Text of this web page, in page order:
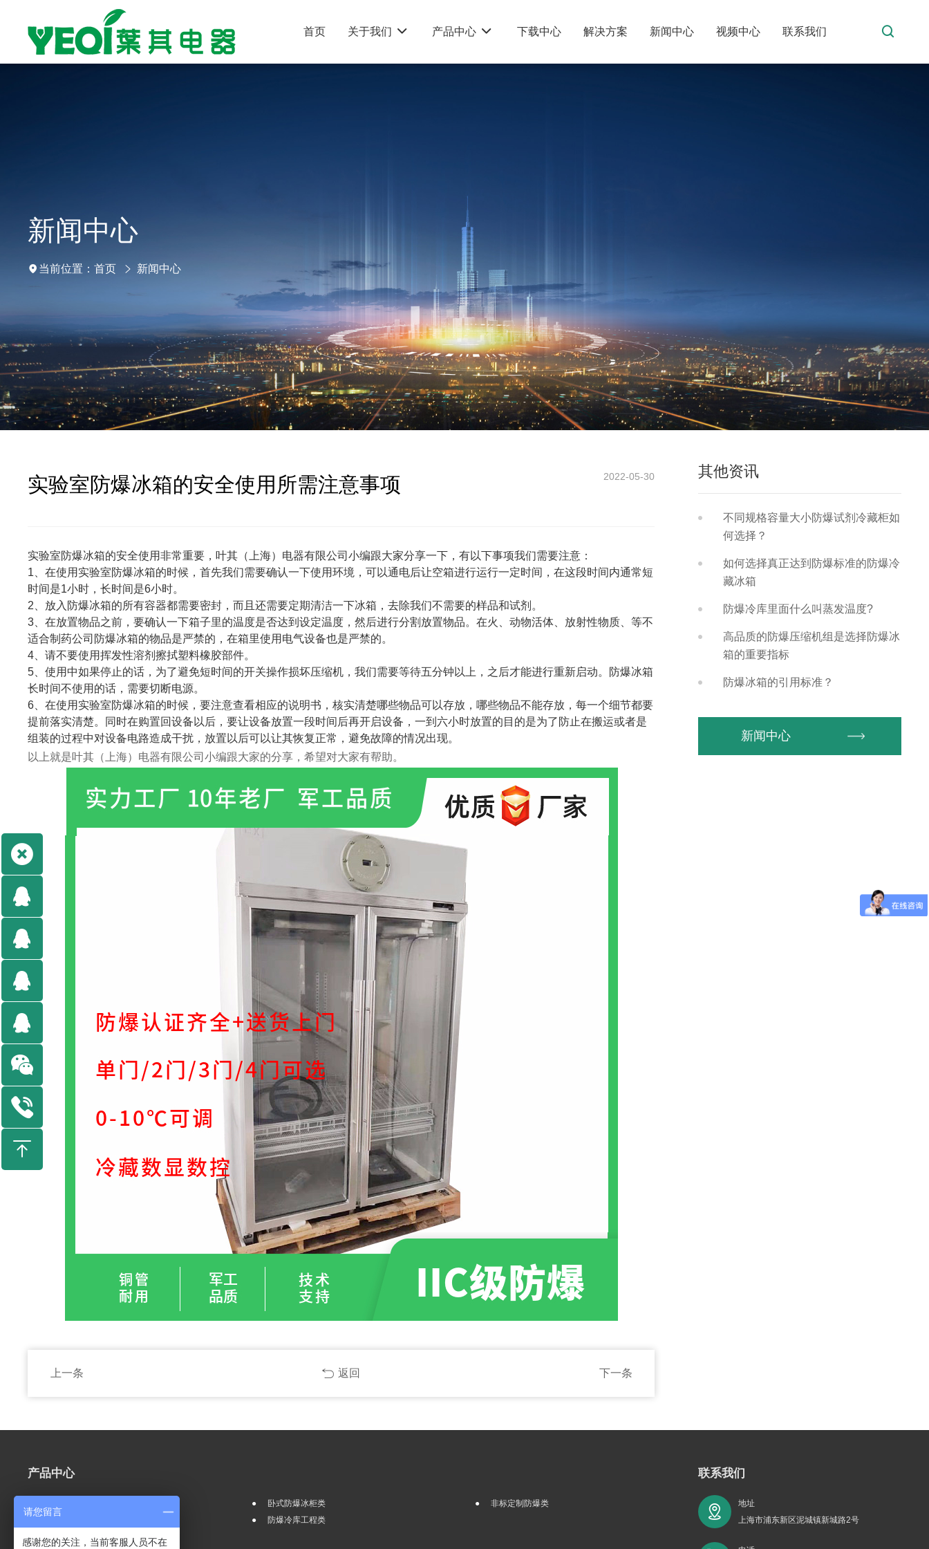
首页 关于我们 产品中心 下载中心 解决方案 新闻中心 视频中心 联系我们
新闻中心
当前位置：首页 新闻中心
实验室防爆冰箱的安全使用所需注意事项 2022-05-30
实验室防爆冰箱的安全使用非常重要，叶其（上海）电器有限公司小编跟大家分享一下，有以下事项我们需要注意：
1、在使用实验室防爆冰箱的时候，首先我们需要确认一下使用环境，可以通电后让空箱进行运行一定时间，在这段时间内通常短
时间是1小时，长时间是6小时。
2、放入防爆冰箱的所有容器都需要密封，而且还需要定期清洁一下冰箱，去除我们不需要的样品和试剂。
3、在放置物品之前，要确认一下箱子里的温度是否达到设定温度，然后进行分割放置物品。在火、动物活体、放射性物质、等不
适合制药公司防爆冰箱的物品是严禁的，在箱里使用电气设备也是严禁的。
4、请不要使用挥发性溶剂擦拭塑料橡胶部件。
5、使用中如果停止的话，为了避免短时间的开关操作损坏压缩机，我们需要等待五分钟以上，之后才能进行重新启动。防爆冰箱
长时间不使用的话，需要切断电源。
6、在使用实验室防爆冰箱的时候，要注意查看相应的说明书，核实清楚哪些物品可以存放，哪些物品不能存放，每一个细节都要
提前落实清楚。同时在购置回设备以后，要让设备放置一段时间后再开启设备，一到六小时放置的目的是为了防止在搬运或者是
组装的过程中对设备电路造成干扰，放置以后可以让其恢复正常，避免故障的情况出现。
以上就是叶其（上海）电器有限公司小编跟大家的分享，希望对大家有帮助。
上一条 返回 下一条
其他资讯
不同规格容量大小防爆试剂冷藏柜如
何选择？
如何选择真正达到防爆标准的防爆冷
藏冰箱
防爆冷库里面什么叫蒸发温度?
高品质的防爆压缩机组是选择防爆冰
箱的重要指标
防爆冰箱的引用标准？
新闻中心
产品中心
卧式防爆冰柜类
非标定制防爆类
防爆冷库工程类
联系我们
地址
上海市浦东新区泥城镇新城路2号
请您留言
感谢您的关注，当前客服人员不在